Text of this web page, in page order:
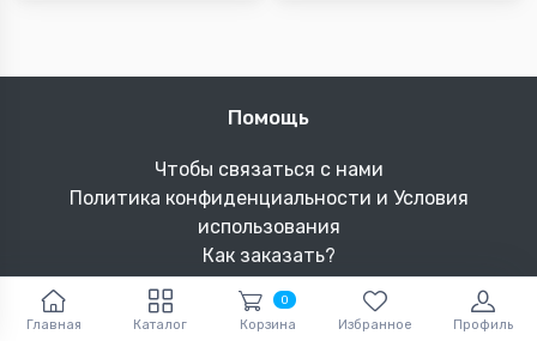
Главная Каталог
0
Корзина Избранное Профиль
Помощь
Чтобы связаться с нами
Политика конфиденциальности и Условия
использования
Как заказать?
Условия возврата товара
Как сделать возврат товара?